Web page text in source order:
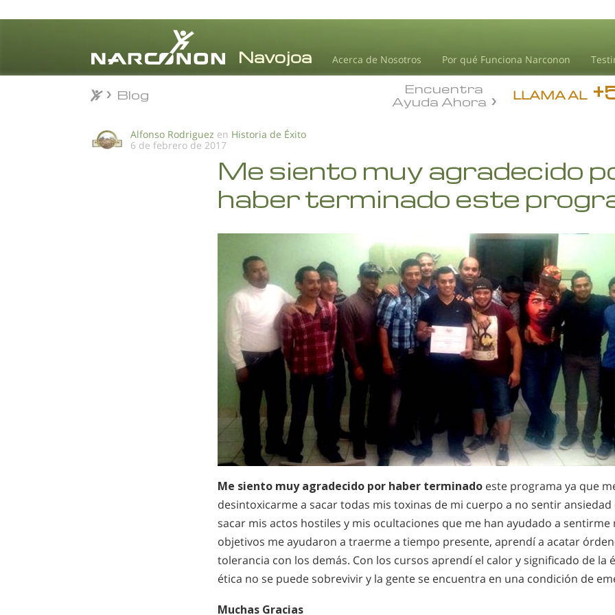
Acerca de Nosotros Por qué Funciona Narconon
LLAMA AL
Encuentra
Ayuda Ahora
Blog
Alfonso Rodriguez en Historia de Éxito
6 de febrero de 2017
Me siento muy agradecido
haber terminado este
Me siento muy agradecido por haber terminado este programa ya que
desintoxicarme a sacar todas mis toxinas de mi cuerpo a no sentir
sacar mis actos hostiles y mis ocultaciones que me han ayudado a sentirme
objetivos me ayudaron a traerme a tiempo presente, aprendí a acatar
tolerancia con los demás. Con los cursos aprendí el calor y significado de la
ética no se puede sobrevivir y la gente se encuentra en una condición de
Muchas Gracias
Blog